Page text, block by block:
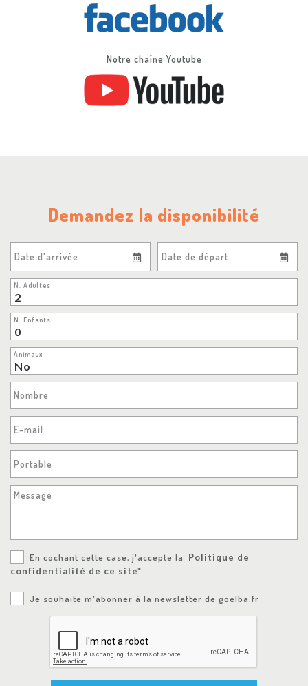
Notre chaîne Youtube
Demandez la disponibilité
Date d'arrivée Date de départ
N. Adultes
N. Enfants
Animaux
Nombre
E-mail
Portable
Message
En cochant cette case, j'accepte la
Politique de
confidentialité de ce site*
Je souhaite m'abonner à la newsletter de goelba.fr